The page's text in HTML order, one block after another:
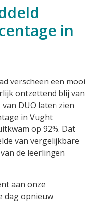
in
verscheen een mooi
ontzettend blij van
DUO laten zien
in Vught
op 92%. Dat
van vergelijkbare
de leerlingen
aan onze
dag opnieuw